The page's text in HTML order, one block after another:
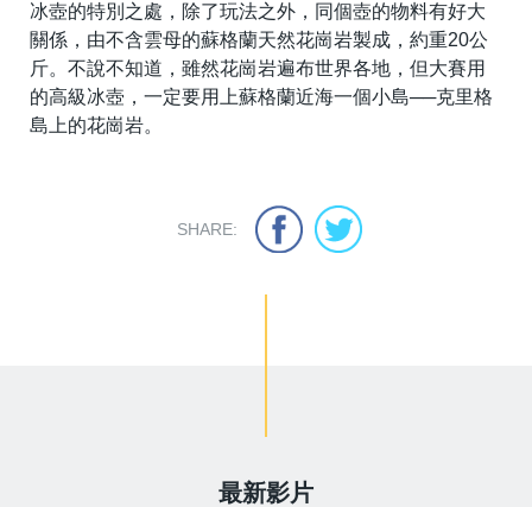
冰壺的特別之處，除了玩法之外，同個壺的物料有好大
關係，由不含雲母的蘇格蘭天然花崗岩製成，約重20公
斤。不說不知道，雖然花崗岩遍布世界各地，但大賽用
的高級冰壺，一定要用上蘇格蘭近海一個小島──克里格
島上的花崗岩。
SHARE:
最新影片